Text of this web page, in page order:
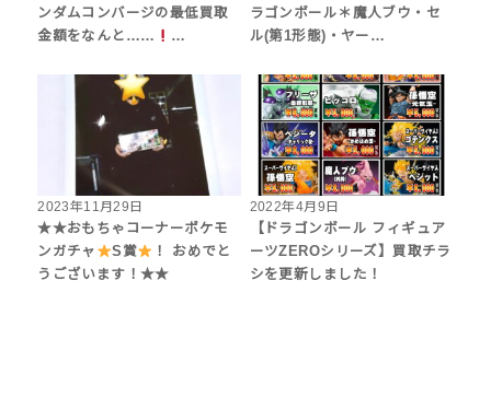
ンダムコンバージの最低買取
金額をなんと……
…
ラゴンボール＊魔人ブウ・セ
ル(第1形態)・ヤー…
2023年11月29日
★★おもちゃコーナーポケモ
ンガチャ
S賞
！ おめでと
うございます！★★
2022年4月9日
【ドラゴンボール フィギュア
ーツZEROシリーズ】買取チラ
シを更新しました！